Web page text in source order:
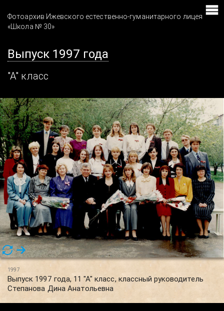
Фотоархив Ижевского естественно-гуманитарного лицея
«Школа № 30»
Выпуск 1997 года
"А" класс
1997
Выпуск 1997 года, 11 "А" класс, классный руководитель
Степанова Дина Анатольевна